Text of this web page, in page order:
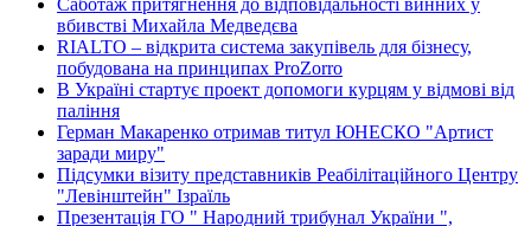
вбивстві Михайла Медведєва
RIALTO – відкрита система закупівель для бізнесу,
побудована на принципах ProZorro
В Україні стартує проект допомоги курцям у відмові від
паління
Герман Макаренко отримав титул ЮНЕСКО "Артист
заради миру"
Підсумки візиту представників Реабілітаційного Центру
"Левінштейн" Ізраїль
Презентація ГО " Народний трибунал України ",